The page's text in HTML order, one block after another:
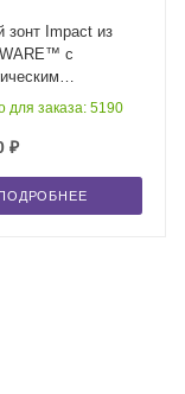
зонт Impact из
с
d120 см
для заказа: 5190
₽